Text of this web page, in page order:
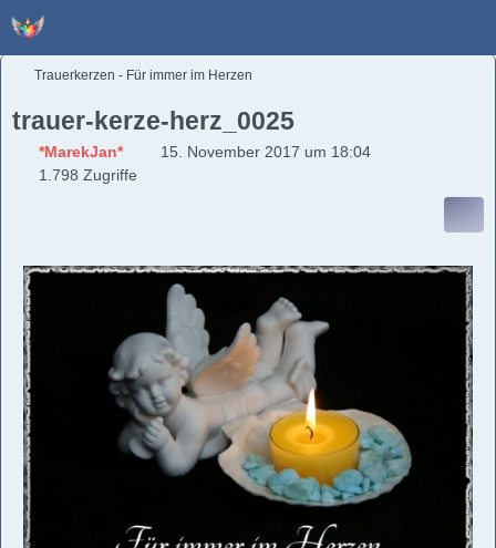
Trauerkerzen - Für immer im Herzen
trauer-kerze-herz_0025
*MarekJan*
15. November 2017 um 18:04
1.798 Zugriffe